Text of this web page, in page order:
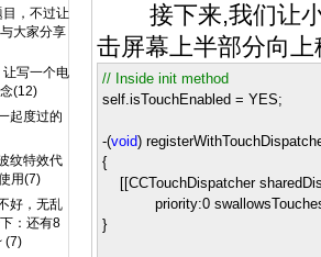
目，不过让
大家分享
写一个电
(12)
起度过的
纹特效代
用(7)
好，无乱
：还有8
(7)
接下来,我们让小
击屏幕上半部分向
// Inside init method
self.isTouchEnabled = YES;
-(void)
{
[[CCTouchDispatcher
priority:0
}